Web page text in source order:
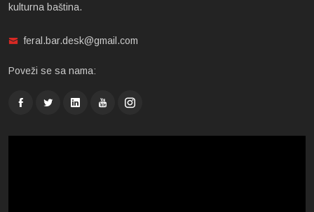
kulturna baština.
feral.bar.desk@gmail.com
Poveži se sa nama: